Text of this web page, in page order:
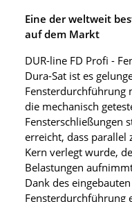
Eine der weltweit
auf dem Markt
DUR-line FD Profi -
Dura-Sat ist es
Fensterdurchführung
die mechanisch
Fensterschließungen
erreicht, dass parallel
Kern verlegt wurde,
Belastungen
Dank des
Fensterdurchführung